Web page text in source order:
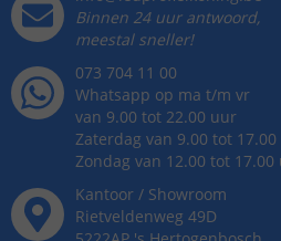
Binnen 24 uur antwoord,
meestal sneller!
073 704 11 00
Whatsapp op ma t/m vr
van 9.00 tot 22.00 uur
Zaterdag van 9.00 tot
Zondag van 12.00 tot 17.00
Kantoor / Showroom
Rietveldenweg 49D